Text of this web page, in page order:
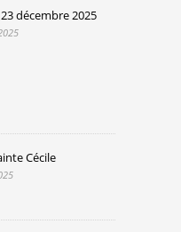
décembre 2025
Cécile